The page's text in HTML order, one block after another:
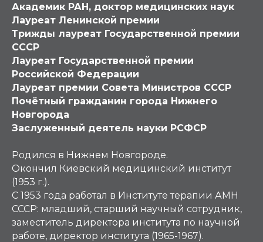
Академик РАН, доктор медицинских наук
Лауреат Ленинской премии
Трижды лауреат Государственной премии
СССР
Лауреат Государственной премии
Российской Федерации
Лауреат премии Совета Министров СССР
Почётный гражданин города Нижнего
Новгорода
Заслуженный деятель науки РСФСР
Родился в Нижнем Новгороде.
Окончил Киевский медицинский институт
(1953 г.).
С 1953 года работал в Институте терапии АМН
СССР: младший, старший научный сотрудник,
заместитель директора института по научной
работе, директор института (1965-1967).